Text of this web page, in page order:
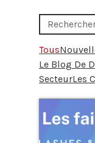
Tous
Le Blog De
SecteurLes